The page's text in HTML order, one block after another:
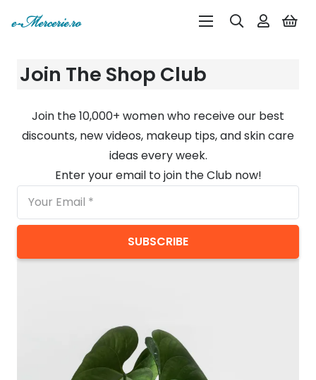
Join The Shop Club
Join the 10,000+ women who receive our best
discounts, new videos, makeup tips, and skin care
ideas every week.
Enter your email to join the Club now!
SUBSCRIBE